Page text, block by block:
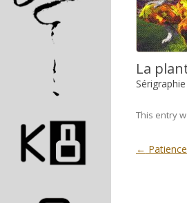
La
This entry
Post
←